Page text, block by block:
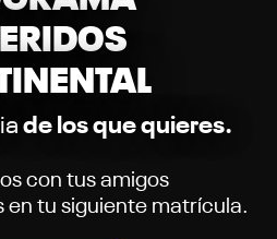
de los que quieres.
con tus amigos
tu siguiente matrícula.